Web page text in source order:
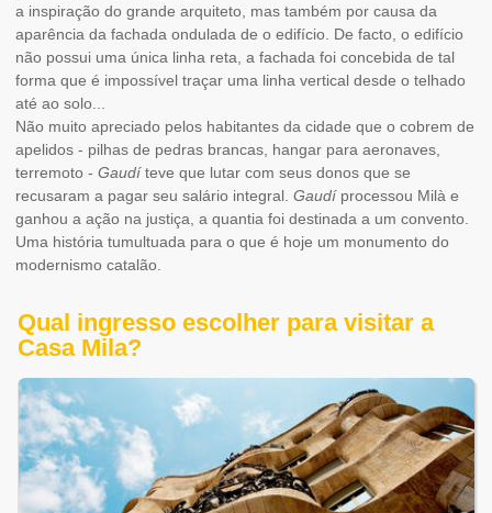
a inspiração do grande arquiteto, mas também por causa da
aparência da fachada ondulada de o edifício. De facto, o edifício
não possui uma única linha reta, a fachada foi concebida de tal
forma que é impossível traçar uma linha vertical desde o telhado
até ao solo...
Não muito apreciado pelos habitantes da cidade que o cobrem de
apelidos - pilhas de pedras brancas, hangar para aeronaves,
terremoto -Gaudíteve que lutar com seus donos que se
recusaram a pagar seu salário integral.Gaudíprocessou Milà e
ganhou a ação na justiça, a quantia foi destinada a um convento.
Uma história tumultuada para o que é hoje um monumento do
modernismo catalão.
Qual ingresso escolher para visitar a
Casa Mila?